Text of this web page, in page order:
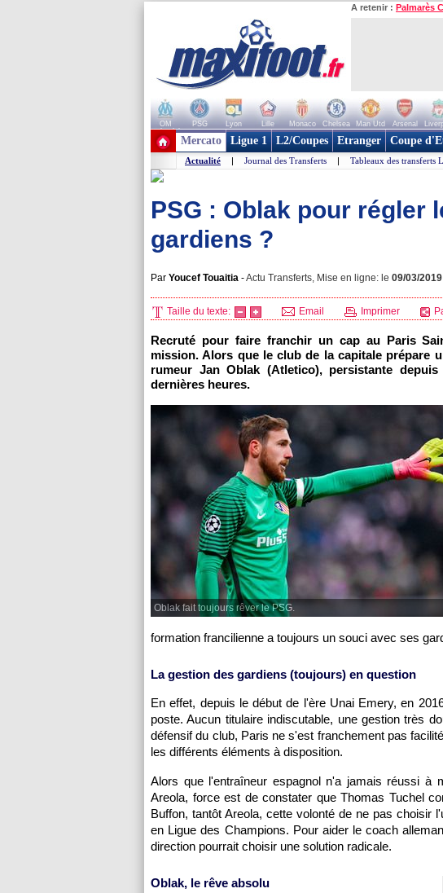
A retenir : Palmarès
OM PSG Lyon Lille Monaco Chelsea Man Utd Arsenal
+ de clubs
Mercato Ligue 1 L2/Coupes Etranger Coupe
Actualité | Journal des Transferts | Tableaux des transferts
PSG : Oblak pour régler
gardiens ?
Par Youcef Touaitia -Actu Transferts, Mise en ligne: le 09/03/2019
Taille du texte: Email Imprimer
Recruté pour faire franchir un cap au Paris
mission. Alors que le club de la capitale prépare
rumeur Jan Oblak (Atletico), persistante
dernières heures.
Oblak fait toujours rêver le PSG.
formation francilienne a toujours un souci avec ses
La gestion des gardiens (toujours) en question
En effet, depuis le début de l'ère Unai Emery, en
poste. Aucun titulaire indiscutable, une gestion très
défensif du club, Paris ne s'est franchement pas
les différents éléments à disposition.
Alors que l'entraîneur espagnol n'a jamais réussi à
Areola, force est de constater que Thomas Tuchel
Buffon, tantôt Areola, cette volonté de ne pas choisir
en Ligue des Champions. Pour aider le coach
direction pourrait choisir une solution radicale.
Oblak, le rêve absolu